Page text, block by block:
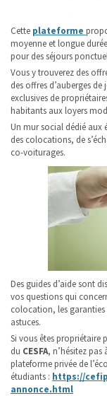
Cette plateforme
moyenne et longue
pour des séjours
Vous y trouverez des
des offres d’auberges
exclusives de
habitants aux loyers
Un mur social dédié aux
des colocations, de
co-voiturages.
Des guides d’aide sont
vos questions qui
colocation, les garanties
astuces.
Si vous êtes propriétaire
du CESFA, n’hésitez
plateforme privée de
étudiants : https://
annonce.html